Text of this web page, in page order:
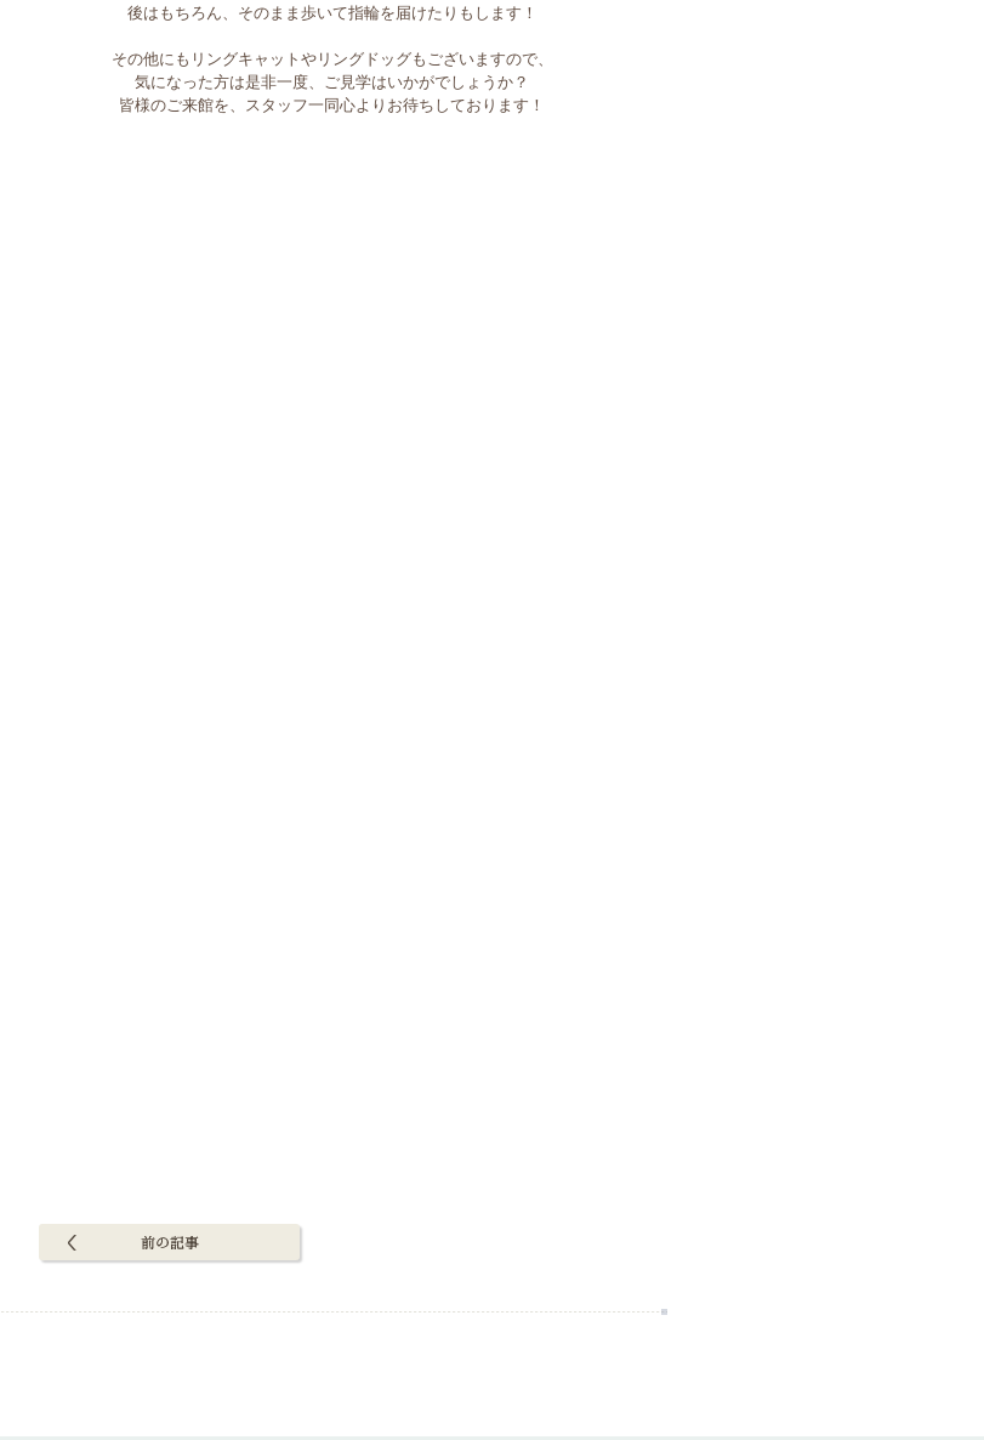
後はもちろん、そのまま歩いて指輪を届けたりもします！
その他にもリングキャットやリングドッグもございますので、
気になった方は是非一度、ご見学はいかがでしょうか？
皆様のご来館を、スタッフ一同心よりお待ちしております！